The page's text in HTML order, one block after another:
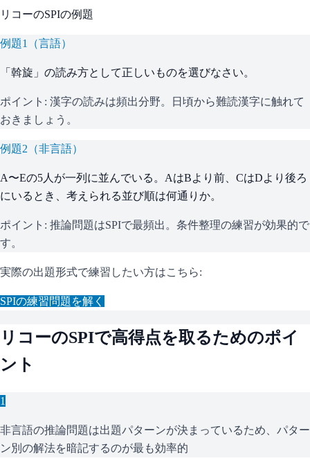
リコーのSPIの例題
例題1 （言語）
「斡旋」の読み方として正しいものを選びなさい。
ポイント: 漢字の読みは頻出分野。日頃から難読漢字に触れて
おきましょう。
例題2 （非言語）
A〜Eの5人が一列に並んでいる。AはBより前、CはDより後ろ
にいるとき、考えられる並び順は何通りか。
ポイント: 推論問題はSPIで最頻出。条件整理の練習が効果的で
す。
実際の出題形式で練習したい方はこちら:
SPIの練習問題を解く
リコーのSPIで高得点を取るためのポイ
ント
1
非言語の推論問題は出題パターンが決まっているため、パター
ン別の解法を暗記するのが最も効率的